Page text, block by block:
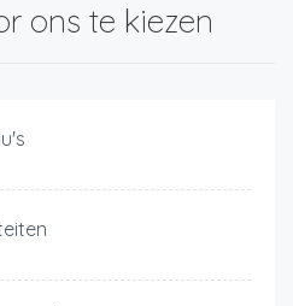
ons te kiezen